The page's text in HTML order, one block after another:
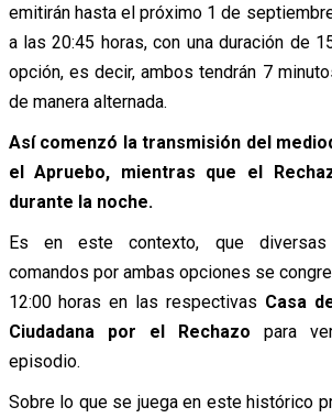
emitirán hasta el próximo 1 de
a las 20:45 horas, con una duración de
opción, es decir, ambos tendrán 7
de manera alternada.
Así comenzó la transmisión del
el Apruebo, mientras que el
durante la noche.
Es en este contexto, que diversas
comandos por ambas opciones se
12:00 horas en las respectivas Casa
Ciudadana por el Rechazo para
episodio.
Sobre lo que se juega en este histórico